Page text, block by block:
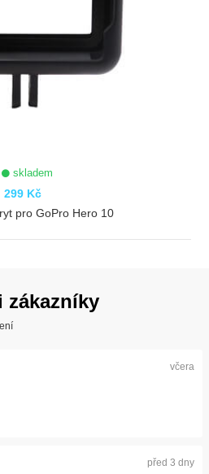
skladem
299 Kč
pro GoPro Hero 10
zákazníky
včera
před 3 dny